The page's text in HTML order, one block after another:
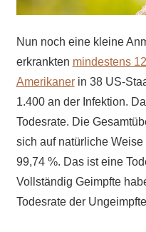
Nun noch eine kleine
erkrankten mindestens
Amerikanerin 38 US-
1.400 an der Infektion.
Todesrate. Die
sich auf natürliche
99,74 %. Das ist eine
Vollständig Geimpfte
Todesrate der